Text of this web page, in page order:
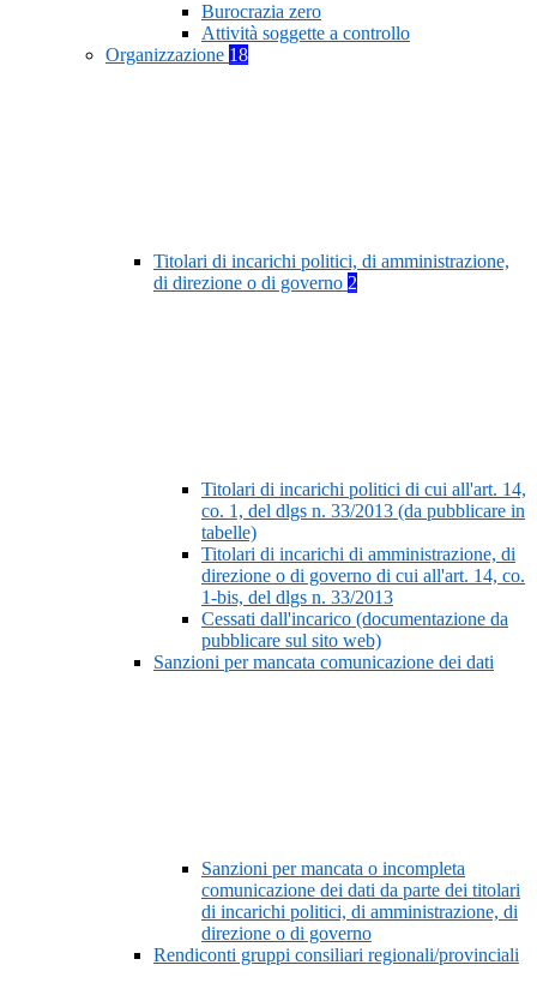
Burocrazia zero
Attività soggette a controllo
Organizzazione 18
Titolari di incarichi politici, di amministrazione,
di direzione o di governo 2
Titolari di incarichi politici di cui all'art. 14,
co. 1, del dlgs n. 33/2013 (da pubblicare in
tabelle)
Titolari di incarichi di amministrazione, di
direzione o di governo di cui all'art. 14, co.
1-bis, del dlgs n. 33/2013
Cessati dall'incarico (documentazione da
pubblicare sul sito web)
Sanzioni per mancata comunicazione dei dati
Sanzioni per mancata o incompleta
comunicazione dei dati da parte dei titolari
di incarichi politici, di amministrazione, di
direzione o di governo
Rendiconti gruppi consiliari regionali/provinciali